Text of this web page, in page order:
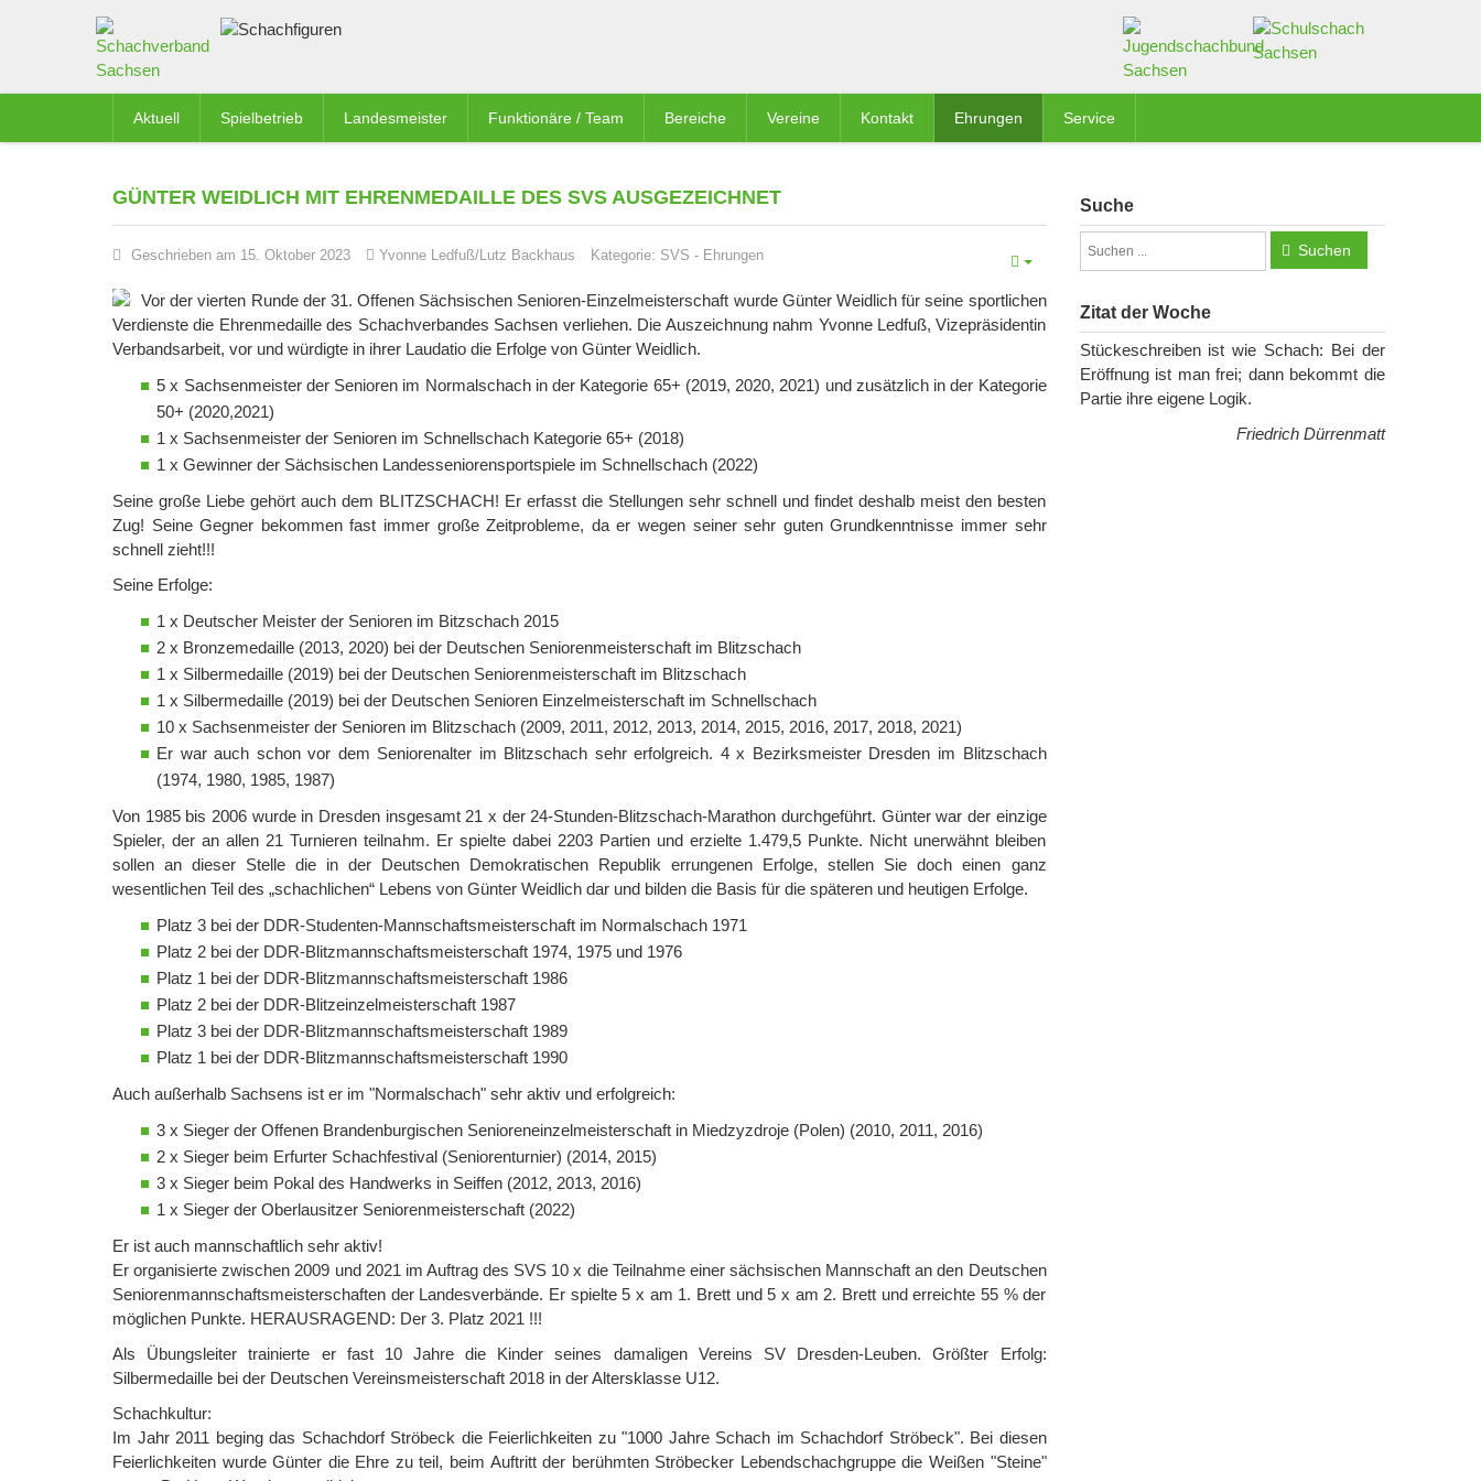
Aktuell Spielbetrieb Landesmeister Funktionäre / Team Bereiche Vereine Kontakt Ehrungen Service
GÜNTER WEIDLICH MIT EHRENMEDAILLE DES SVS AUSGEZEICHNET
Geschrieben am 15. Oktober 2023 Yvonne Ledfuß/Lutz Backhaus Kategorie: SVS - Ehrungen
Vor der vierten Runde der 31. Offenen Sächsischen Senioren-Einzelmeisterschaft wurde Günter Weidlich für seine sportlichen
Verdienste die Ehrenmedaille des Schachverbandes Sachsen verliehen. Die Auszeichnung nahm Yvonne Ledfuß, Vizepräsidentin
Verbandsarbeit, vor und würdigte in ihrer Laudatio die Erfolge von Günter Weidlich.
5 x Sachsenmeister der Senioren im Normalschach in der Kategorie 65+ (2019, 2020, 2021) und zusätzlich in der Kategorie
50+ (2020,2021)
1 x Sachsenmeister der Senioren im Schnellschach Kategorie 65+ (2018)
1 x Gewinner der Sächsischen Landesseniorensportspiele im Schnellschach (2022)
Seine große Liebe gehört auch dem BLITZSCHACH! Er erfasst die Stellungen sehr schnell und findet deshalb meist den besten
Zug! Seine Gegner bekommen fast immer große Zeitprobleme, da er wegen seiner sehr guten Grundkenntnisse immer sehr
schnell zieht!!!
Seine Erfolge:
1 x Deutscher Meister der Senioren im Bitzschach 2015
2 x Bronzemedaille (2013, 2020) bei der Deutschen Seniorenmeisterschaft im Blitzschach
1 x Silbermedaille (2019) bei der Deutschen Seniorenmeisterschaft im Blitzschach
1 x Silbermedaille (2019) bei der Deutschen Senioren Einzelmeisterschaft im Schnellschach
10 x Sachsenmeister der Senioren im Blitzschach (2009, 2011, 2012, 2013, 2014, 2015, 2016, 2017, 2018, 2021)
Er war auch schon vor dem Seniorenalter im Blitzschach sehr erfolgreich. 4 x Bezirksmeister Dresden im Blitzschach
(1974, 1980, 1985, 1987)
Von 1985 bis 2006 wurde in Dresden insgesamt 21 x der 24-Stunden-Blitzschach-Marathon durchgeführt. Günter war der einzige
Spieler, der an allen 21 Turnieren teilnahm. Er spielte dabei 2203 Partien und erzielte 1.479,5 Punkte. Nicht unerwähnt bleiben
sollen an dieser Stelle die in der Deutschen Demokratischen Republik errungenen Erfolge, stellen Sie doch einen ganz
wesentlichen Teil des „schachlichen“ Lebens von Günter Weidlich dar und bilden die Basis für die späteren und heutigen Erfolge.
Platz 3 bei der DDR-Studenten-Mannschaftsmeisterschaft im Normalschach 1971
Platz 2 bei der DDR-Blitzmannschaftsmeisterschaft 1974, 1975 und 1976
Platz 1 bei der DDR-Blitzmannschaftsmeisterschaft 1986
Platz 2 bei der DDR-Blitzeinzelmeisterschaft 1987
Platz 3 bei der DDR-Blitzmannschaftsmeisterschaft 1989
Platz 1 bei der DDR-Blitzmannschaftsmeisterschaft 1990
Auch außerhalb Sachsens ist er im "Normalschach" sehr aktiv und erfolgreich:
3 x Sieger der Offenen Brandenburgischen Senioreneinzelmeisterschaft in Miedzyzdroje (Polen) (2010, 2011, 2016)
2 x Sieger beim Erfurter Schachfestival (Seniorenturnier) (2014, 2015)
3 x Sieger beim Pokal des Handwerks in Seiffen (2012, 2013, 2016)
1 x Sieger der Oberlausitzer Seniorenmeisterschaft (2022)
Er ist auch mannschaftlich sehr aktiv!
Er organisierte zwischen 2009 und 2021 im Auftrag des SVS 10 x die Teilnahme einer sächsischen Mannschaft an den Deutschen
Seniorenmannschaftsmeisterschaften der Landesverbände. Er spielte 5 x am 1. Brett und 5 x am 2. Brett und erreichte 55 % der
möglichen Punkte. HERAUSRAGEND: Der 3. Platz 2021 !!!
Als Übungsleiter trainierte er fast 10 Jahre die Kinder seines damaligen Vereins SV Dresden-Leuben. Größter Erfolg:
Silbermedaille bei der Deutschen Vereinsmeisterschaft 2018 in der Altersklasse U12.
Schachkultur:
Im Jahr 2011 beging das Schachdorf Ströbeck die Feierlichkeiten zu "1000 Jahre Schach im Schachdorf Ströbeck". Bei diesen
Feierlichkeiten wurde Günter die Ehre zu teil, beim Auftritt der berühmten Ströbecker Lebendschachgruppe die Weißen "Steine"
Suche
Suchen
Zitat der Woche
Stückeschreiben ist wie Schach: Bei der
Eröffnung ist man frei; dann bekommt die
Partie ihre eigene Logik.
Friedrich Dürrenmatt